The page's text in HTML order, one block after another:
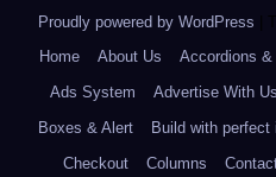
Proudly powered by WordPress
Home
About Us Accordions &
Ads System
Advertise With Us
Boxes & Alert
Build with perfect
Checkout
Columns